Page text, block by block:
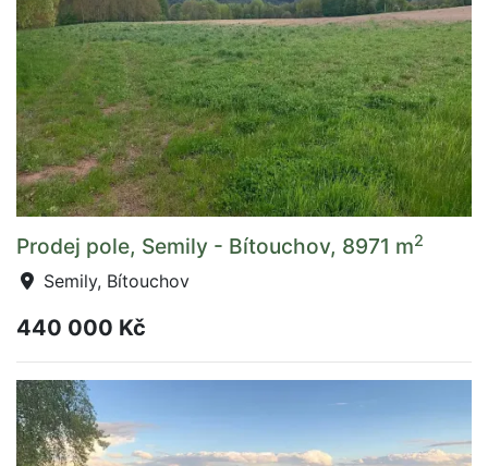
Prodej pole, Semily - Bítouchov, 8971 m2
Semily, Bítouchov
440 000 Kč